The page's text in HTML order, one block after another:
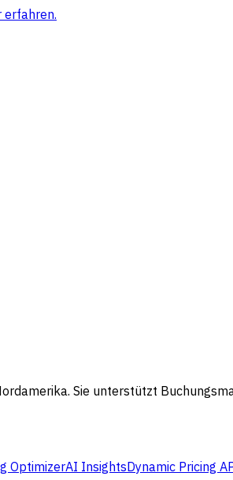
erfahren.
Sie unterstützt
OptimizerAI InsightsDynamic Pricing